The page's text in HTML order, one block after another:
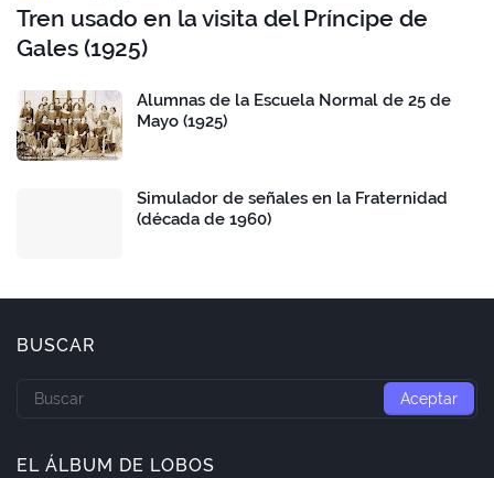
Tren usado en la visita del Príncipe de
Gales (1925)
Alumnas de la Escuela Normal de 25 de
Mayo (1925)
Simulador de señales en la Fraternidad
(década de 1960)
BUSCAR
EL ÁLBUM DE LOBOS